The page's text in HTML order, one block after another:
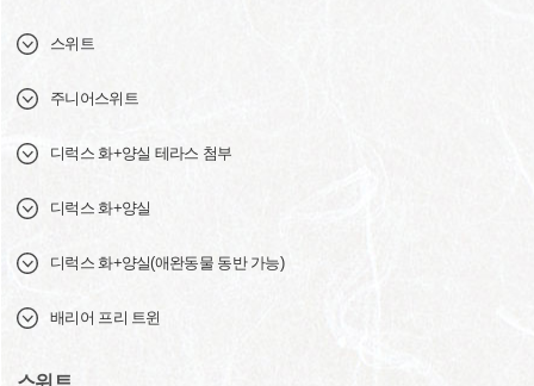
스위트
주니어스위트
디럭스 화+양실 테라스 첨부
디럭스 화+양실
디럭스 화+양실(애완동물 동반 가능)
배리어 프리 트윈